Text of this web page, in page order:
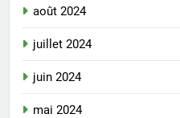
août 2024
juillet 2024
juin 2024
mai 2024